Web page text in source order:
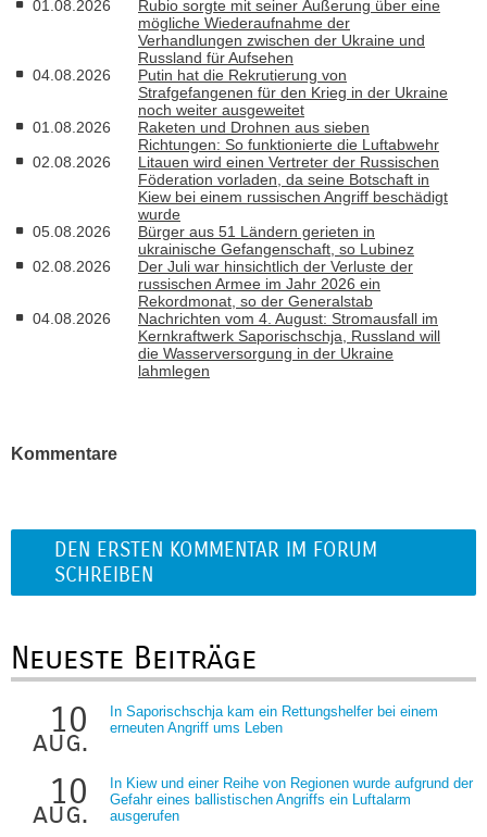
01.08.2026
Rubio sorgte mit seiner Äußerung über eine
mögliche Wiederaufnahme der
Verhandlungen zwischen der Ukraine und
Russland für Aufsehen
04.08.2026
Putin hat die Rekrutierung von
Strafgefangenen für den Krieg in der Ukraine
noch weiter ausgeweitet
01.08.2026
Raketen und Drohnen aus sieben
Richtungen: So funktionierte die Luftabwehr
02.08.2026
Litauen wird einen Vertreter der Russischen
Föderation vorladen, da seine Botschaft in
Kiew bei einem russischen Angriff beschädigt
wurde
05.08.2026
Bürger aus 51 Ländern gerieten in
ukrainische Gefangenschaft, so Lubinez
02.08.2026
Der Juli war hinsichtlich der Verluste der
russischen Armee im Jahr 2026 ein
Rekordmonat, so der Generalstab
04.08.2026
Nachrichten vom 4. August: Stromausfall im
Kernkraftwerk Saporischschja, Russland will
die Wasserversorgung in der Ukraine
lahmlegen
Kommentare
DEN ERSTEN KOMMENTAR IM FORUM
SCHREIBEN
Neueste Beiträge
10
aug.
In Saporischschja kam ein Rettungshelfer bei einem
erneuten Angriff ums Leben
10
aug.
In Kiew und einer Reihe von Regionen wurde aufgrund der
Gefahr eines ballistischen Angriffs ein Luftalarm
ausgerufen